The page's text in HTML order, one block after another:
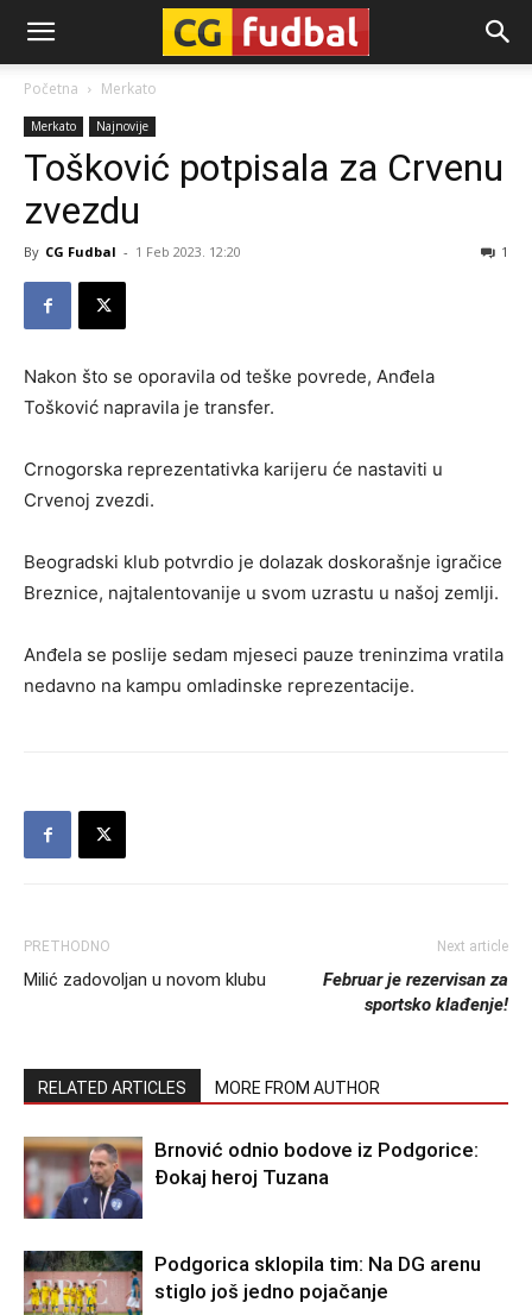
CG-
Fudbal
Početna Merkato
Merkato Najnovije
Tošković potpisala za Crvenu
zvezdu
By CG Fudbal - 1 Feb 2023. 12:20 1
Nakon što se oporavila od teške povrede, Anđela
Tošković napravila je transfer.
Crnogorska reprezentativka karijeru će nastaviti u
Crvenoj zvezdi.
Beogradski klub potvrdio je dolazak doskorašnje igračice
Breznice, najtalentovanije u svom uzrastu u našoj zemlji.
Anđela se poslije sedam mjeseci pauze treninzima vratila
nedavno na kampu omladinske reprezentacije.
PRETHODNO
Milić zadovoljan u novom klubu
Next article
Februar je rezervisan za
sportsko klađenje!
RELATED ARTICLES MORE FROM AUTHOR
Brnović odnio bodove iz Podgorice:
Đokaj heroj Tuzana
Podgorica sklopila tim: Na DG arenu
stiglo još jedno pojačanje